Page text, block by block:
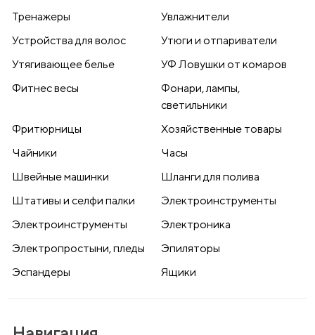
Тренажеры
Увлажнители
Устройства для волос
Утюги и отпариватели
Утягивающее белье
УФ Ловушки от комаров
Фитнес весы
Фонари, лампы,
светильники
Фритюрницы
Хозяйственные товары
Чайники
Часы
Швейные машинки
Шланги для полива
Штативы и селфи палки
Электроинструменты
Электроинструменты
Электроника
Электропростыни, пледы
Эпиляторы
Эспандеры
Ящики